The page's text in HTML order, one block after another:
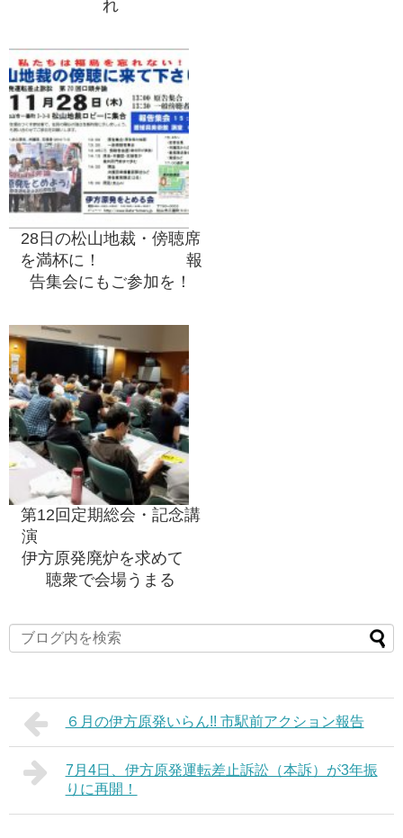
れ
28日の松山地裁・傍聴席
を満杯に！ 報
告集会にもご参加を！
第12回定期総会・記念講
演
伊方原発廃炉を求めて
聴衆で会場うまる
６月の伊方原発いらん!! 市駅前アクション報告
7月4日、伊方原発運転差止訴訟（本訴）が3年振
りに再開！